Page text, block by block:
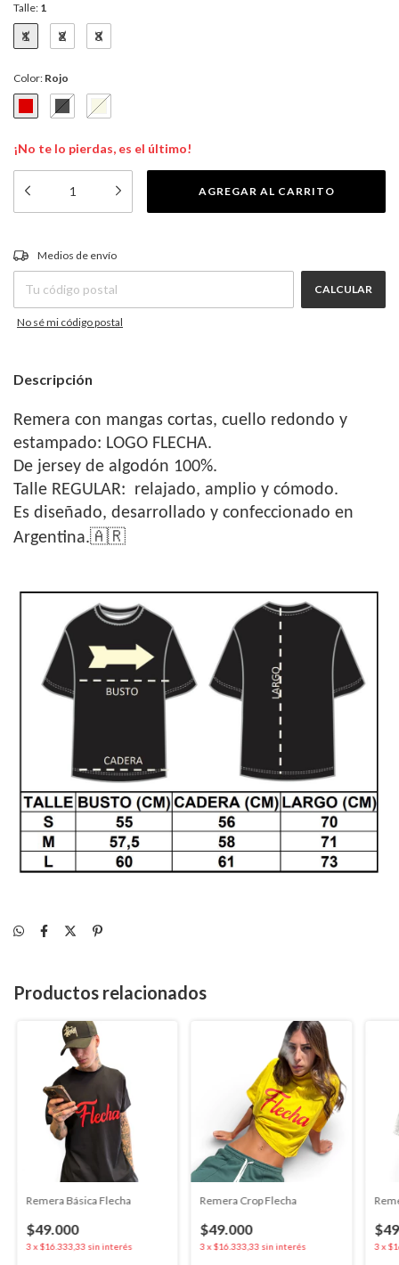
Talle: 1
1 2 3
Color: Rojo
¡No te lo pierdas, es el último!
Entregas para el CP:
Medios de envío
CALCULAR
No sé mi código postal
Descripción
Remera con mangas cortas, cuello redondo y
estampado: LOGO FLECHA.
De jersey de algodón 100%.
Talle REGULAR: relajado, amplio y cómodo.
Es diseñado, desarrollado y confeccionado en
Argentina.🇦🇷
Productos relacionados
Remera Básica Flecha
$49.000
3x$16.333,33 sin interés
Remera Crop Flecha
$49.000
3 x$16.333,33 sin interés 3x